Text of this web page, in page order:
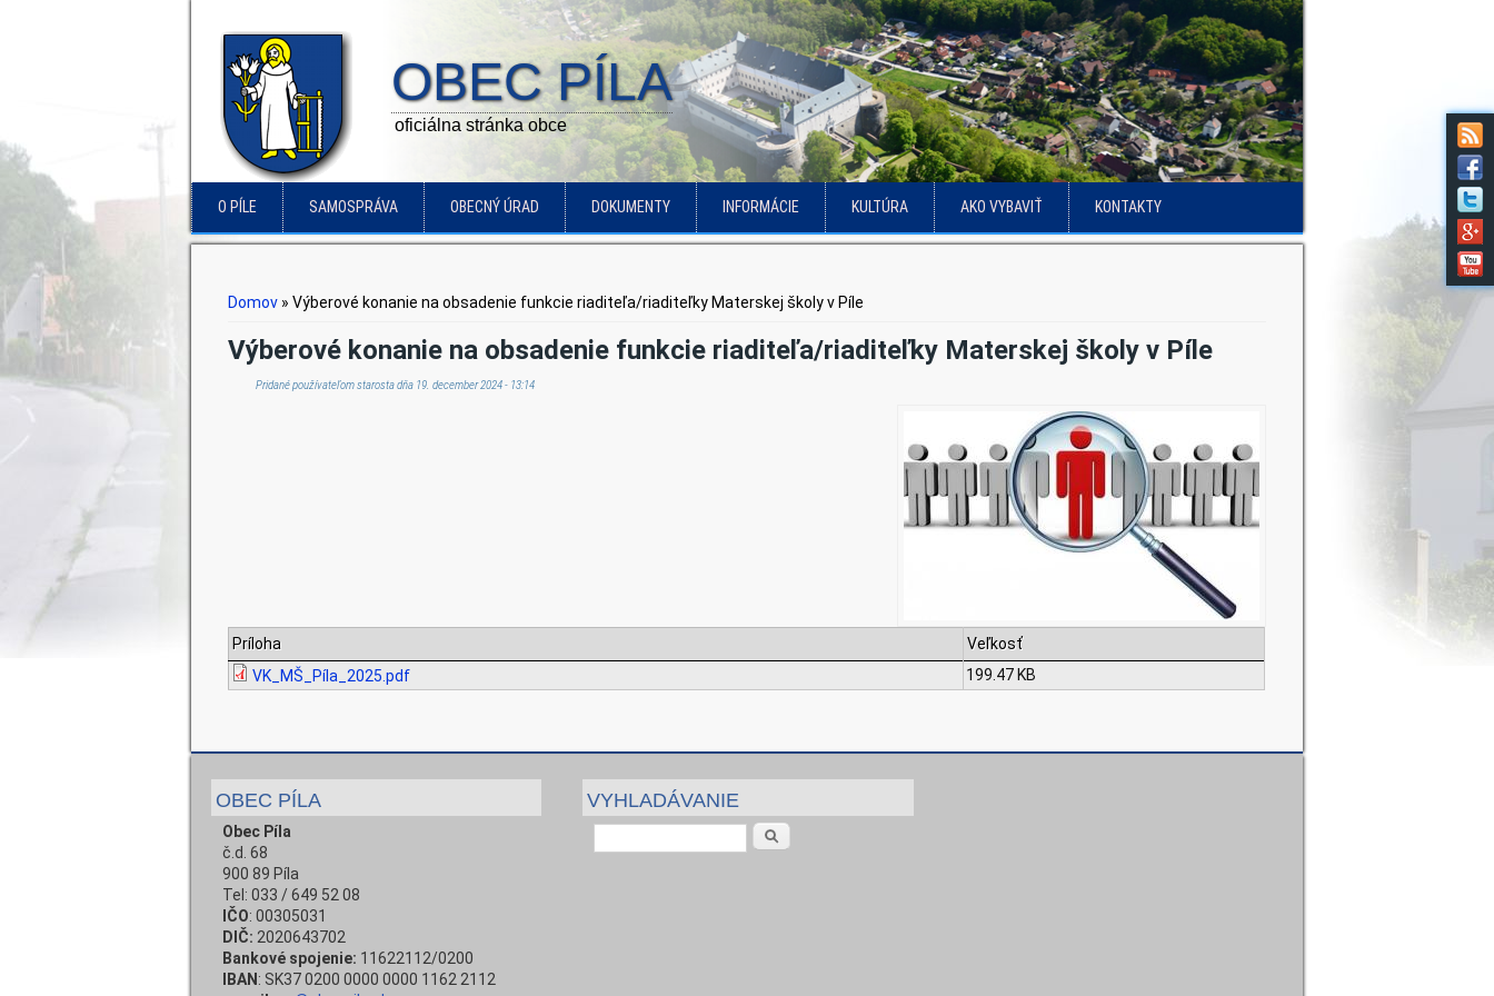
OBEC PÍLA
oficiálna stránka obce
O PÍLE SAMOSPRÁVA OBECNÝ ÚRAD DOKUMENTY INFORMÁCIE KULTÚRA AKO VYBAVIŤ KONTAKTY
Nachádzate sa tu
Domov » Výberové konanie na obsadenie funkcie riaditeľa/riaditeľky Materskej školy v Píle
Výberové konanie na obsadenie funkcie riaditeľa/riaditeľky Materskej školy v Píle
Pridané používateľomstarostadňa 19. december 2024 - 13:14
Príloha
Veľkosť
VK_MŠ_Píla_2025.pdf
199.47 KB
OBEC PÍLA
Obec Píla
č.d. 68
900 89 Píla
Tel: 033 / 649 52 08
IČO: 00305031
DIČ: 2020643702
Bankové spojenie: 11622112/0200
IBAN : SK37 0200 0000 0000 1162 2112
VYHLADÁVANIE